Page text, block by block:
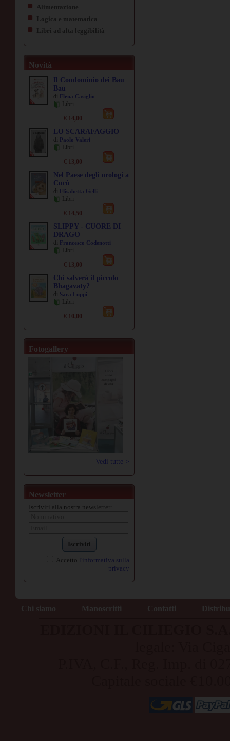
Alimentazione
Logica e matematica
Libri ad alta leggibilità
Novità
Il Condominio dei Bau
Bau
di Elena Casiglio...
Libri
€ 14,00
LO SCARAFAGGIO
di Paolo Valeri
Libri
€ 13,00
Nel Paese degli orologi a
Cucù
di Elisabetta Gelli
Libri
€ 14,50
SLIPPY - CUORE DI
DRAGO
di Francesco Codenotti
Libri
€ 13,00
Chi salverà il piccolo
Bhagavaty?
di Sara Luppi
Libri
€ 10,00
Fotogallery
Vedi tutte >
Newsletter
Iscriviti alla nostra newsletter:
Iscriviti
Accetto l'informativa sulla
privacy
Chi siamo Manoscritti Contatti